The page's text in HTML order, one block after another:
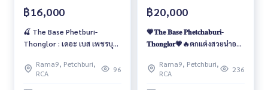
฿16,000
🍒 The Base Phetburi-
Thonglor : เดอะ เบส เพชรบุรี-
Rama9, Petchburi,
RCA
96
฿20,000
💗𝐓𝐡𝐞 𝐁𝐚𝐬𝐞 𝐏𝐡𝐞𝐭𝐜𝐡𝐚𝐛𝐮𝐫𝐢-
𝐓𝐡𝐨𝐧𝐠𝐥𝐨𝐫💗🔥ตกแต่งสวยน่าอยู่
Rama9, Petchburi,
RCA
236